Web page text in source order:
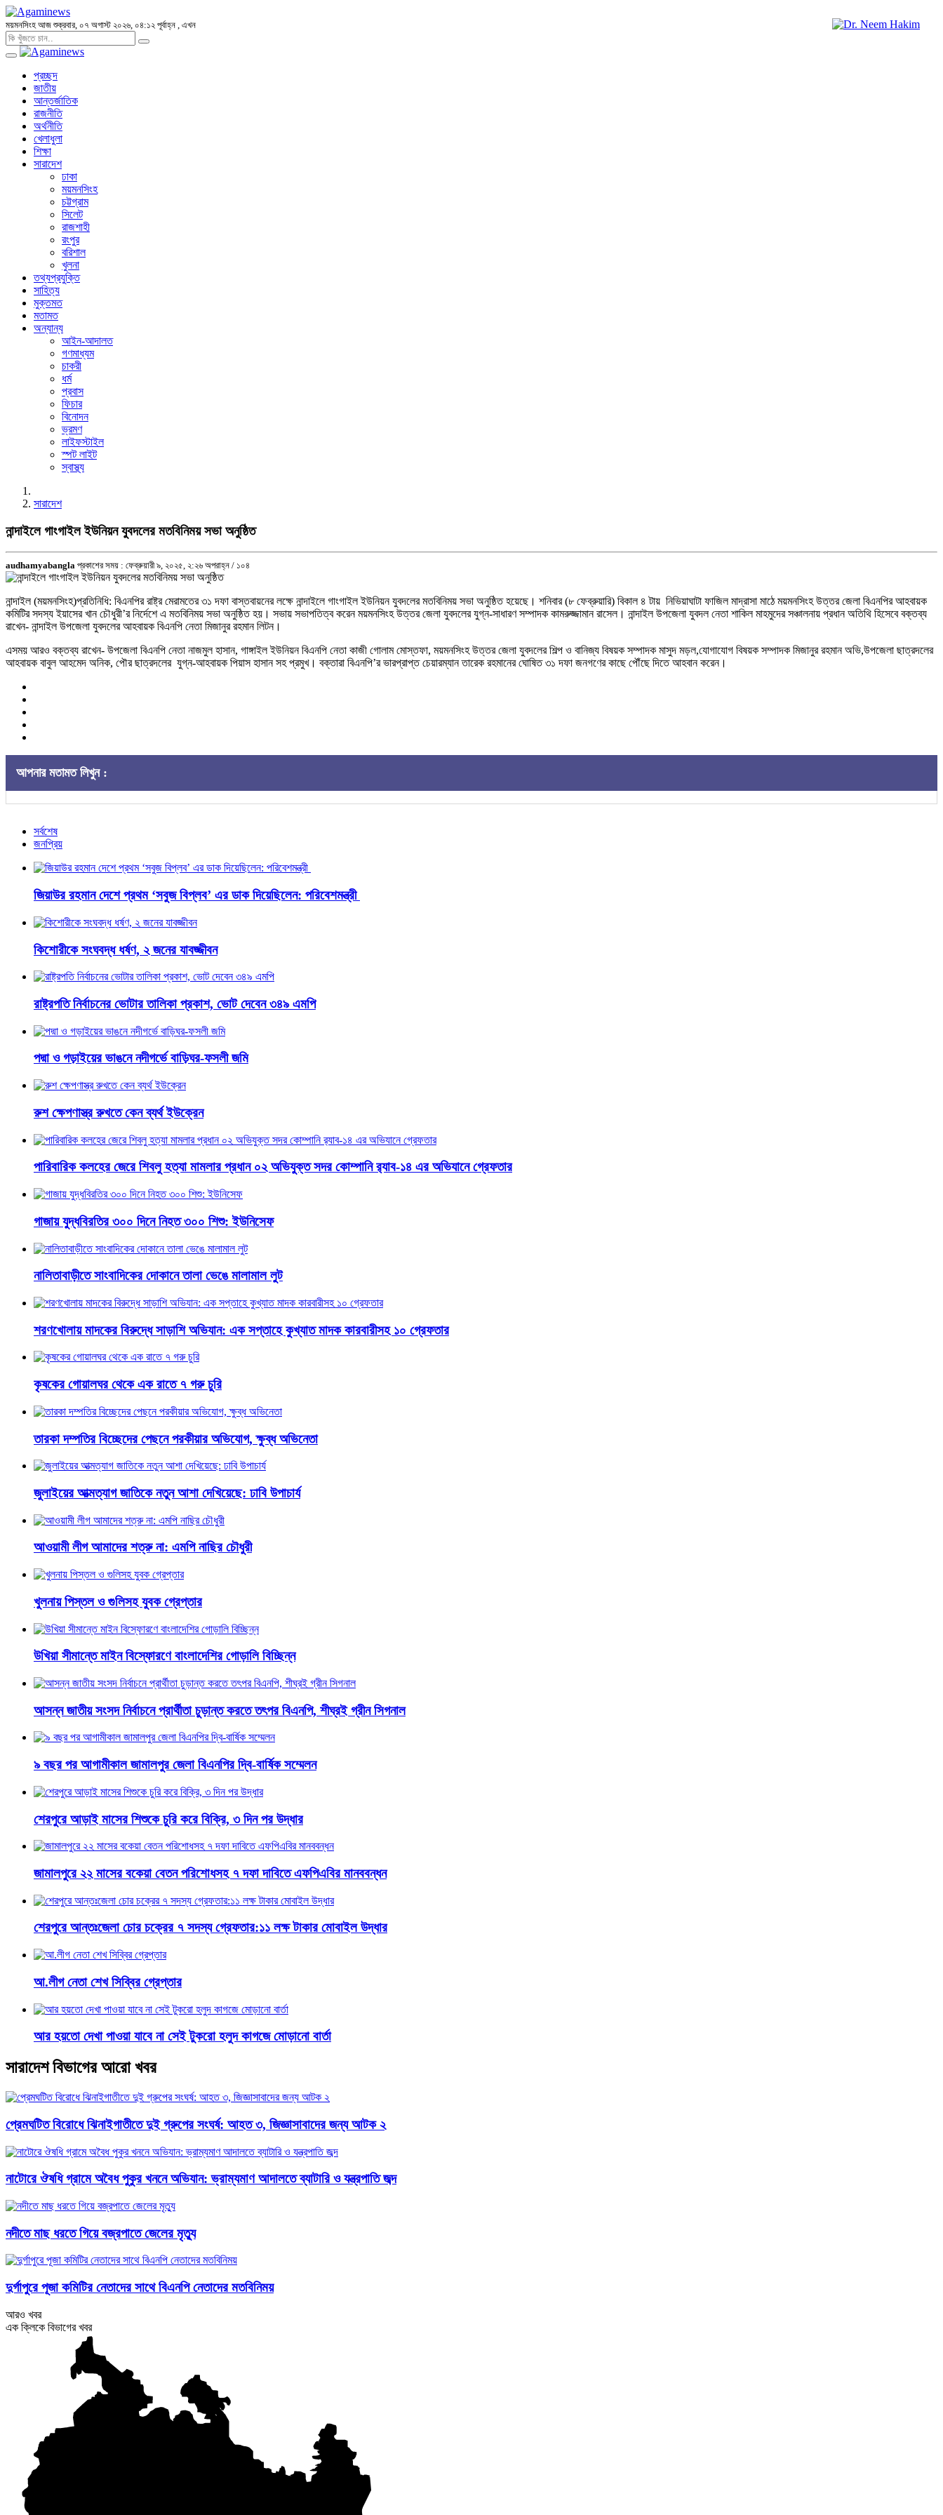
ময়মনসিংহ আজ শুক্রবার, ০৭ অগাস্ট ২০২৬, ০৪:১২ পূর্বাহ্ন , এখন
প্রচ্ছদ
জাতীয়
আন্তর্জাতিক
রাজনীতি
অর্থনীতি
খেলাধুলা
শিক্ষা
সারাদেশ
ঢাকা
ময়মনসিংহ
চট্টগ্রাম
সিলেট
রাজশাহী
রংপুর
বরিশাল
খুলনা
তথ্যপ্রযুক্তি
সাহিত্য
মুক্তমত
মতামত
অন্যান্য
আইন-আদালত
গণমাধ্যম
চাকরী
ধর্ম
প্রবাস
ফিচার
বিনোদন
ভ্রমণ
লাইফস্টাইল
স্পট লাইট
স্বাস্থ্য
সারাদেশ
নান্দাইলে গাংগাইল ইউনিয়ন যুবদলের মতবিনিময় সভা অনুষ্ঠিত
audhamyabangla প্রকাশের সময় : ফেব্রুয়ারী ৯, ২০২৫, ২:২৬ অপরাহ্ন / ১০৪
নান্দাইল (ময়মনসিংহ)প্রতিনিধি: বিএনপির রাষ্ট্র মেরামতের ৩১ দফা বাস্তবায়নের লক্ষে নান্দাইলে গাংগাইল ইউনিয়ন যুবদলের মতবিনিময় সভা অনুষ্ঠিত হয়েছে। শনিবার (৮ ফেব্রুয়ারি) বিকাল ৪ টায় নিভিয়াঘাটা ফাজিল মাদ্রাসা মাঠে ময়মনসিংহ উত্তর জেলা বিএনপির আহবায়ক
কমিটির সদস্য ইয়াসের খান চৌধুরী’র নির্দেশে এ মতবিনিময় সভা অনুষ্ঠিত হয়। সভায় সভাপতিত্ব করেন ময়মনসিংহ উত্তর জেলা যুবদলের যুগ্ন-সাধারণ সম্পাদক কামরুজ্জামান রাসেল। নান্দাইল উপজেলা যুবদল নেতা শাকিল মাহমুদের সঞ্চালনায় প্রধান অতিথি হিসেবে বক্তব্য
রাখেন- নান্দাইল উপজেলা যুবদলের আহবায়ক বিএনপি নেতা মিজানুর রহমান লিটন।
এসময় আরও বক্তব্য রাখেন- উপজেলা বিএনপি নেতা নাজমুল হাসান, গাঙ্গাইল ইউনিয়ন বিএনপি নেতা কাজী গোলাম মোস্তফা, ময়মনসিংহ উত্তর জেলা যুবদলের শিল্প ও বানিজ্য বিষয়ক সম্পাদক মাসুদ মড়ল,যোগাযোগ বিষয়ক সম্পাদক মিজানুর রহমান অভি,উপজেলা ছাত্রদলের
আহবায়ক বাবুল আহমেদ অনিক, পৌর ছাত্রদলের যুগ্ন-আহবায়ক পিয়াস হাসান সহ প্রমুখ। বক্তারা বিএনপি’র ভারপ্রাপ্ত চেয়ারম্যান তারেক রহমানের ঘোষিত ৩১ দফা জনগণের কাছে পৌঁছে দিতে আহবান করেন।
আপনার মতামত লিখুন :
সর্বশেষ
জনপ্রিয়
জিয়াউর রহমান দেশে প্রথম ‘সবুজ বিপ্লব’ এর ডাক দিয়েছিলেন: পরিবেশমন্ত্রী
কিশোরীকে সংঘবদ্ধ ধর্ষণ, ২ জনের যাবজ্জীবন
রাষ্ট্রপতি নির্বাচনের ভোটার তালিকা প্রকাশ, ভোট দেবেন ৩৪৯ এমপি
পদ্মা ও গড়াইয়ের ভাঙনে নদীগর্ভে বাড়িঘর-ফসলী জমি
রুশ ক্ষেপণাস্ত্র রুখতে কেন ব্যর্থ ইউক্রেন
পারিবারিক কলহের জেরে শিবলু হত্যা মামলার প্রধান ০২ অভিযুক্ত সদর কোম্পানি র‌্যাব-১৪ এর অভিযানে গ্রেফতার
গাজায় যুদ্ধবিরতির ৩০০ দিনে নিহত ৩০০ শিশু: ইউনিসেফ
নালিতাবাড়ীতে সাংবাদিকের দোকানে তালা ভেঙে মালামাল লুট
শরণখোলায় মাদকের বিরুদ্ধে সাড়াশি অভিযান: এক সপ্তাহে কুখ্যাত মাদক কারবারীসহ ১০ গ্রেফতার
কৃষকের গোয়ালঘর থেকে এক রাতে ৭ গরু চুরি
তারকা দম্পতির বিচ্ছেদের পেছনে পরকীয়ার অভিযোগ, ক্ষুব্ধ অভিনেতা
জুলাইয়ের আত্মত্যাগ জাতিকে নতুন আশা দেখিয়েছে: ঢাবি উপাচার্য
আওয়ামী লীগ আমাদের শত্রু না: এমপি নাছির চৌধুরী
খুলনায় পিস্তল ও গুলিসহ যুবক গ্রেপ্তার
উখিয়া সীমান্তে মাইন বিস্ফোরণে বাংলাদেশির গোড়ালি বিচ্ছিন্ন
আসন্ন জাতীয় সংসদ নির্বাচনে প্রার্থীতা চুড়ান্ত করতে তৎপর বিএনপি, শীঘ্রই গ্রীন সিগনাল
৯ বছর পর আগামীকাল জামালপুর জেলা বিএনপির দ্বি-বার্ষিক সম্মেলন
শেরপুরে আড়াই মাসের শিশুকে চুরি করে বিক্রি, ৩ দিন পর উদ্ধার
জামালপুরে ২২ মাসের বকেয়া বেতন পরিশোধসহ ৭ দফা দাবিতে এফপিএবির মানববন্ধন
শেরপুরে আন্তঃজেলা চোর চক্রের ৭ সদস্য গ্রেফতার:১১ লক্ষ টাকার মোবাইল উদ্ধার
আ.লীগ নেতা শেখ সিব্বির গ্রেপ্তার
আর হয়তো দেখা পাওয়া যাবে না সেই টুকরো হলুদ কাগজে মোড়ানো বার্তা
সারাদেশ বিভাগের আরো খবর
প্রেমঘটিত বিরোধে ঝিনাইগাতীতে দুই গ্রুপের সংঘর্ষ: আহত ৩, জিজ্ঞাসাবাদের জন্য আটক ২
নাটোরে ঔষধি গ্রামে অবৈধ পুকুর খননে অভিযান: ভ্রাম্যমাণ আদালতে ব্যাটারি ও যন্ত্রপাতি জব্দ
নদীতে মাছ ধরতে গিয়ে বজ্রপাতে জেলের মৃত্যু
দুর্গাপুরে পূজা কমিটির নেতাদের সাথে বিএনপি নেতাদের মতবিনিময়
আরও খবর
এক ক্লিকে বিভাগের খবর